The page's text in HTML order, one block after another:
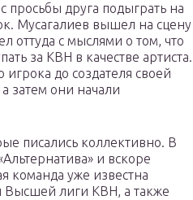
просьбы друга подыграть на
Мусагалиев вышел на сцену
оттуда с мыслями о том, что
за КВН в качестве артиста.
до создателя своей
затем они начали
писались коллективно. В
и вскоре
команда уже известна
Высшей лиги КВН, а также